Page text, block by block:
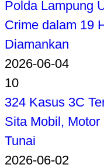
Polda Lampung
Crime dalam 19
Diamankan
2026-06-04
10
324 Kasus 3C
Sita Mobil,
Tunai
2026-06-02